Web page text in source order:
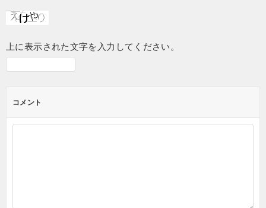
上に表示された文字を入力してください。
コメント